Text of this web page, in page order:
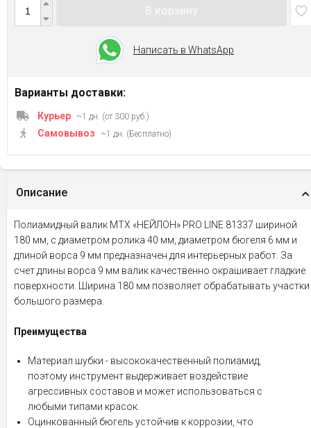
Написать в WhatsApp
Варианты доставки:
Курьер ~1 дн. (от 300 руб.)
Самовывоз ~1 дн. (Бесплатно)
Описание
Полиамидный валик MTX «НЕЙЛОН» PRO LINE 81337 шириной
180 мм, с диаметром ролика 40 мм, диаметром бюгеля 6 мм и
длиной ворса 9 мм предназначен для интерьерных работ. За
счет длины ворса 9 мм валик качественно окрашивает гладкие
поверхности. Ширина 180 мм позволяет обрабатывать участки
большого размера.
Преимущества
Материал шубки - высококачественный полиамид,
поэтому инструмент выдерживает воздействие
агрессивных составов и может использоваться с
любыми типами красок.
Оцинкованный бюгель устойчив к коррозии, что